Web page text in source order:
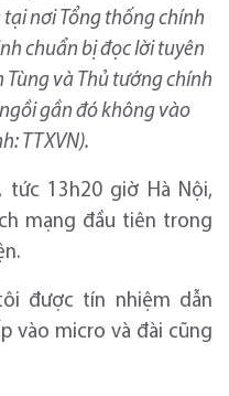
nơi Tổng thống chính
chuẩn bị đọc lời tuyên
Tùng và Thủ tướng chính
gần đó không vào
TTXVN).
tức 13h20 giờ Hà Nội,
mạng đầu tiên trong
được tín nhiệm dẫn
vào micro và đài cũng